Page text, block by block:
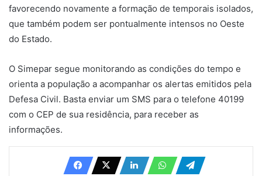
favorecendo novamente a formação de temporais isolados,
que também podem ser pontualmente intensos no Oeste
do Estado.
O Simepar segue monitorando as condições do tempo e
orienta a população a acompanhar os alertas emitidos pela
Defesa Civil. Basta enviar um SMS para o telefone 40199
com o CEP de sua residência, para receber as
informações.